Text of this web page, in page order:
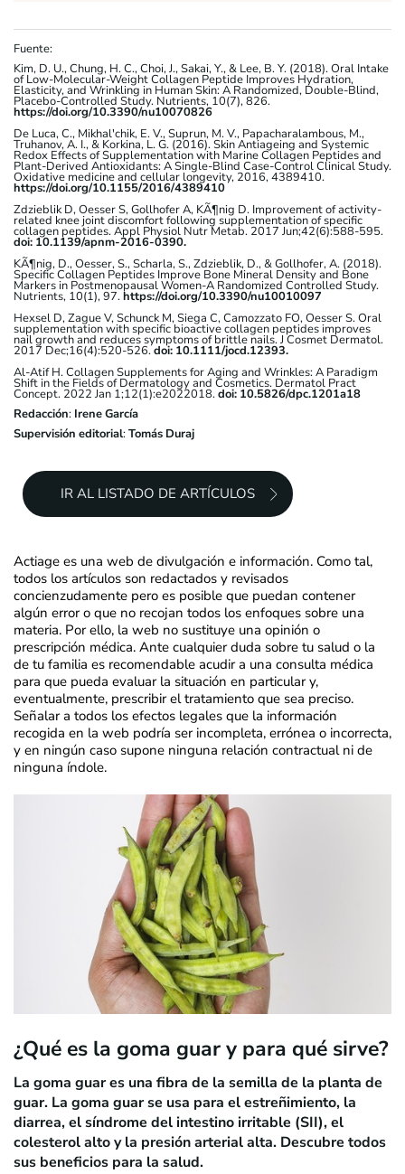
Fuente:
Kim, D. U., Chung, H. C., Choi, J., Sakai, Y., & Lee, B. Y. (2018). Oral Intake
of Low-Molecular-Weight Collagen Peptide Improves Hydration,
Elasticity, and Wrinkling in Human Skin: A Randomized, Double-Blind,
Placebo-Controlled Study. Nutrients, 10(7), 826.
https://doi.org/10.3390/nu10070826
De Luca, C., Mikhal'chik, E. V., Suprun, M. V., Papacharalambous, M.,
Truhanov, A. I., & Korkina, L. G. (2016). Skin Antiageing and Systemic
Redox Effects of Supplementation with Marine Collagen Peptides and
Plant-Derived Antioxidants: A Single-Blind Case-Control Clinical Study.
Oxidative medicine and cellular longevity, 2016, 4389410.
https://doi.org/10.1155/2016/4389410
Zdzieblik D, Oesser S, Gollhofer A, KÃ¶nig D. Improvement of activity-
related knee joint discomfort following supplementation of specific
collagen peptides. Appl Physiol Nutr Metab. 2017 Jun;42(6):588-595.
doi: 10.1139/apnm-2016-0390.
KÃ¶nig, D., Oesser, S., Scharla, S., Zdzieblik, D., & Gollhofer, A. (2018).
Specific Collagen Peptides Improve Bone Mineral Density and Bone
Markers in Postmenopausal Women-A Randomized Controlled Study.
Nutrients, 10(1), 97.https://doi.org/10.3390/nu10010097
Hexsel D, Zague V, Schunck M, Siega C, Camozzato FO, Oesser S. Oral
supplementation with specific bioactive collagen peptides improves
nail growth and reduces symptoms of brittle nails. J Cosmet Dermatol.
2017 Dec;16(4):520-526.doi: 10.1111/jocd.12393.
Al-Atif H. Collagen Supplements for Aging and Wrinkles: A Paradigm
Shift in the Fields of Dermatology and Cosmetics. Dermatol Pract
Concept. 2022 Jan 1;12(1):e2022018.doi: 10.5826/dpc.1201a18
Redacción: Irene García
Supervisión editorial:Tomás Duraj
IR AL LISTADO DE ARTÍCULOS
Actiage es una web de divulgación e información. Como tal,
todos los artículos son redactados y revisados
concienzudamente pero es posible que puedan contener
algún error o que no recojan todos los enfoques sobre una
materia. Por ello, la web no sustituye una opinión o
prescripción médica. Ante cualquier duda sobre tu salud o la
de tu familia es recomendable acudir a una consulta médica
para que pueda evaluar la situación en particular y,
eventualmente, prescribir el tratamiento que sea preciso.
Señalar a todos los efectos legales que la información
recogida en la web podría ser incompleta, errónea o incorrecta,
y en ningún caso supone ninguna relación contractual ni de
ninguna índole.
¿Qué es la goma guar y para qué sirve?
La goma guar es una fibra de la semilla de la planta de
guar. La goma guar se usa para el estreñimiento, la
diarrea, el síndrome del intestino irritable (SII), el
colesterol alto y la presión arterial alta. Descubre todos
sus beneficios para la salud.